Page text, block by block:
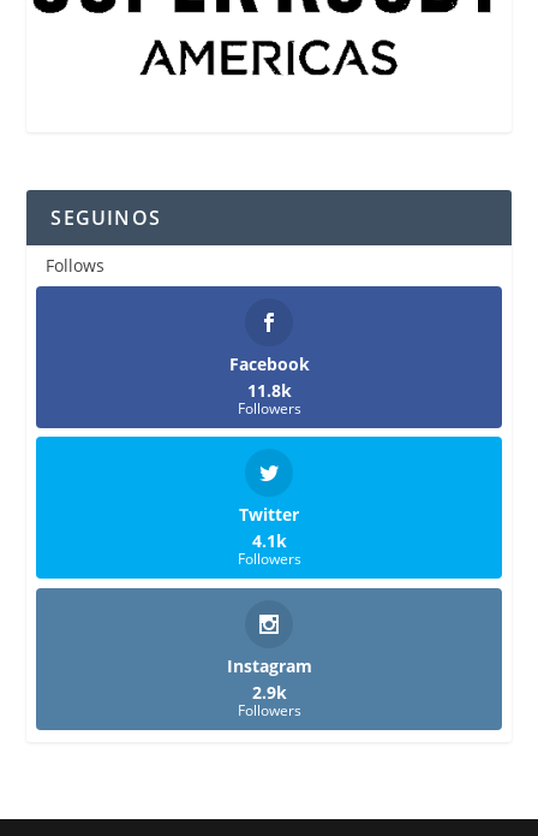
SEGUINOS
Follows
Facebook
11.8k
Followers
Twitter
4.1k
Followers
Instagram
2.9k
Followers